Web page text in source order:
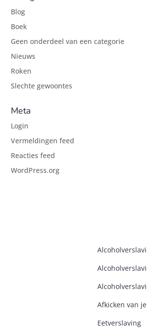
Blog
Boek
Geen onderdeel van een categorie
Nieuws
Roken
Slechte gewoontes
Meta
Login
Vermeldingen feed
Reacties feed
WordPress.org
Afkicken van
Eetverslaving